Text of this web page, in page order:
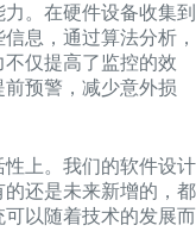
。在硬件设备收集到
息，通过算法分析，
仅提高了监控的效
预警，减少意外损
上。我们的软件设计
还是未来新增的，都
以随着技术的发展而